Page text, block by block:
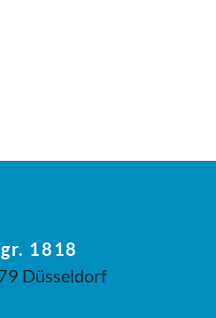
1818
Düsseldorf